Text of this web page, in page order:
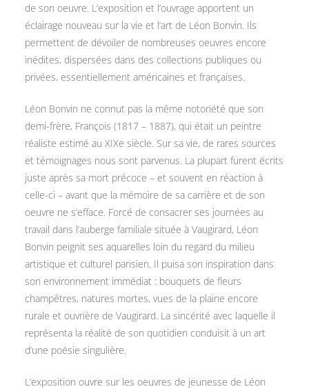
de son oeuvre. L’exposition et l’ouvrage apportent un
éclairage nouveau sur la vie et l’art de Léon Bonvin. Ils
permettent de dévoiler de nombreuses oeuvres encore
inédites, dispersées dans des collections publiques ou
privées, essentiellement américaines et françaises.
Léon Bonvin ne connut pas la même notoriété que son
demi-frère, François (1817 – 1887), qui était un peintre
réaliste estimé au XIXe siècle. Sur sa vie, de rares sources
et témoignages nous sont parvenus. La plupart furent écrits
juste après sa mort précoce – et souvent en réaction à
celle-ci – avant que la mémoire de sa carrière et de son
oeuvre ne s’efface. Forcé de consacrer ses journées au
travail dans l’auberge familiale située à Vaugirard, Léon
Bonvin peignit ses aquarelles loin du regard du milieu
artistique et culturel parisien. Il puisa son inspiration dans
son environnement immédiat : bouquets de fleurs
champêtres, natures mortes, vues de la plaine encore
rurale et ouvrière de Vaugirard. La sincérité avec laquelle il
représenta la réalité de son quotidien conduisit à un art
d’une poésie singulière.
L’exposition ouvre sur les oeuvres de jeunesse de Léon